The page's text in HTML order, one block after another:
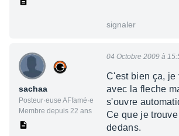
signaler
sachaa
Posteur·euse AFfamé·e
Membre depuis 22 ans
04 Octobre 2009 à
C'est bien ça, je
avec la fleche
s'ouvre
Ce que je
dedans.